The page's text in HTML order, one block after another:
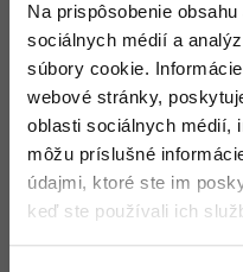
Na prispôsobenie
sociálnych médií a
súbory cookie.
webové stránky,
oblasti sociálnych médií,
môžu príslušné
údajmi, ktoré ste im
keď ste používali ich
Pridajme si teraz
Podobne ako existuje
<footer> , ktorý slúži
jednať o pätičku článku
Na koniec <body> si